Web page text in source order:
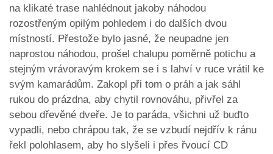
na klikaté trase nahlédnout jakoby náhodou
rozostřeným opilým pohledem i do dalších dvou
místností. Přestože bylo jasné, že neupadne jen
naprostou náhodou, prošel chalupu poměrně potichu a
stejným vrávoravým krokem se i s lahví v ruce vrátil ke
svým kamarádům. Zakopl při tom o práh a jak sáhl
rukou do prázdna, aby chytil rovnováhu, přivřel za
sebou dřevěné dveře. Je to paráda, všichni už buďto
vypadli, nebo chrápou tak, že se vzbudí nejdřív k ránu
řekl polohlasem, aby ho slyšeli i přes řvoucí CD